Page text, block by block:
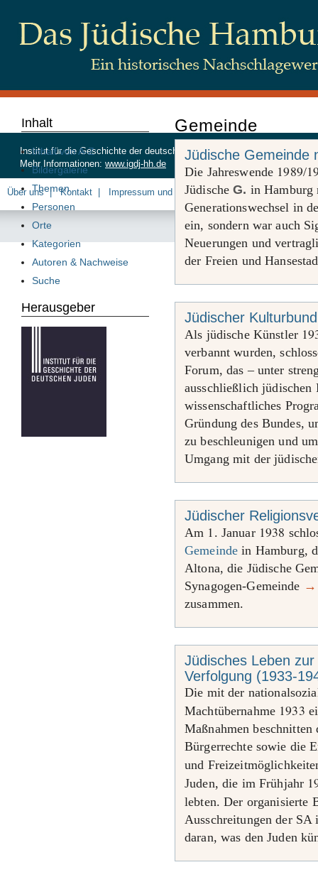
Gemeinde
Jüdische Gemeinde
Die Jahreswende 1989/
JüdischeG. in Hamburg
Generationswechsel in
ein, sondern war auch
Neuerungen und
der Freien und
Jüdischer
Als jüdische Künstler
verbannt wurden,
Forum, das – unter
ausschließlich
wissenschaftliches
Gründung des Bundes,
zu beschleunigen und
Umgang mit der
Jüdischer
Am 1 . Januar 1938
Gemeinde in Hamburg,
Altona, die Jüdische
Synagogen-Gemeinde →
zusammen.
Jüdisches Leben
Verfolgung (1933-
Die mit der
Machtübernahme 1933
Maßnahmen beschnitten
Bürgerrechte sowie die
und
Juden, die im Frühjahr
lebten. Der organisierte
Ausschreitungen der
daran, was den Juden
Inhalt
Inhalt von A-Z
Bildergalerie
Themen
Personen
Orte
Kategorien
Autoren & Nachweise
Suche
Herausgeber
Institut für die Geschichte der deutschen Juden, Beim Schlump 83,
Mehr Informationen: www.igdj-hh.de
Über uns Kontakt Impressum und Datenschutz